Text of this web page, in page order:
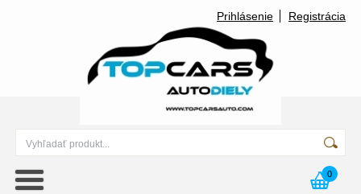
Prihlásenie Registrácia
0